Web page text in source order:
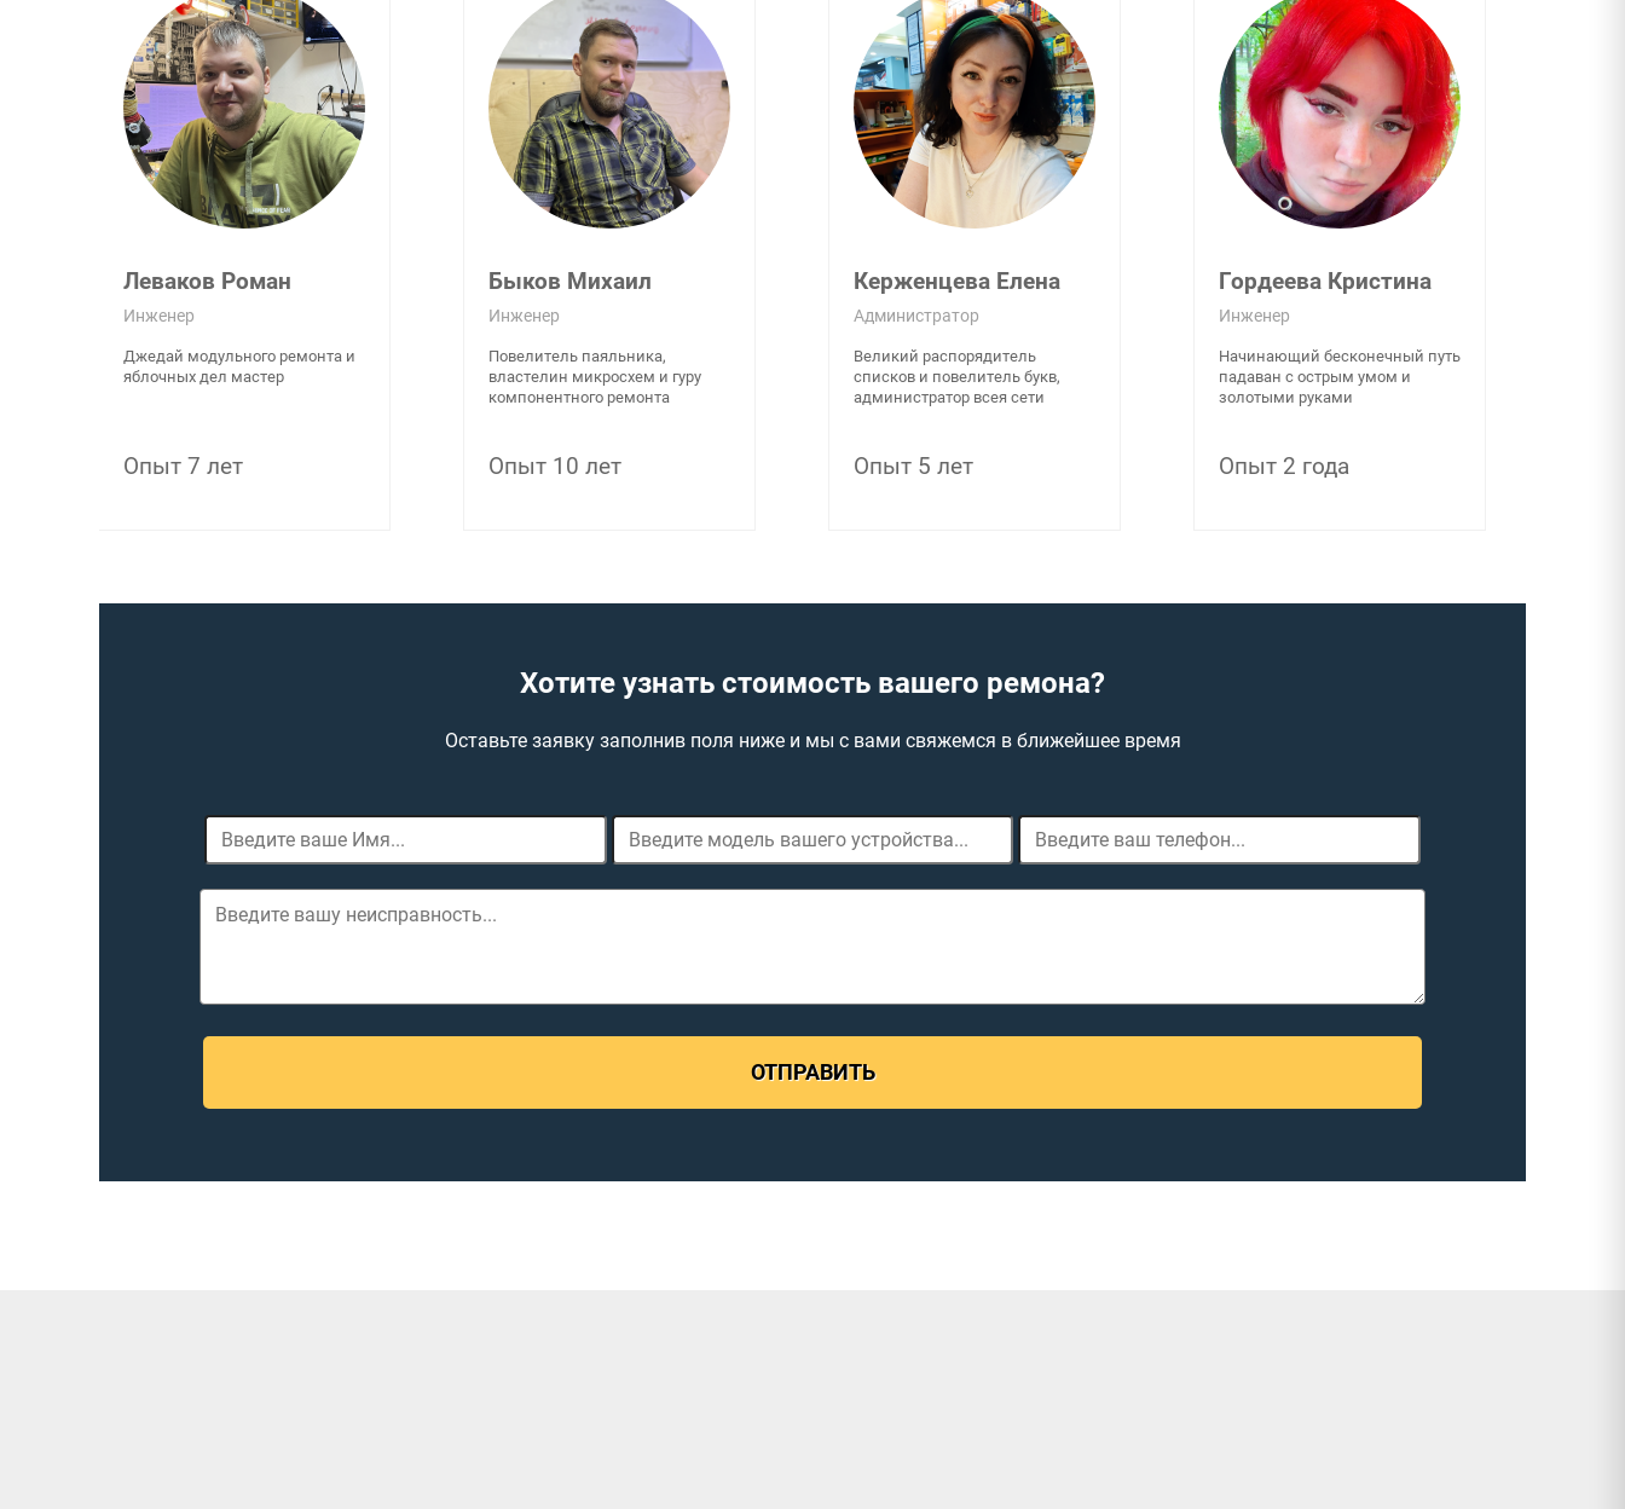
Леваков Роман
Инженер
Джедай модульного ремонта и
яблочных дел мастер
Опыт 7 лет
Быков Михаил
Инженер
Повелитель паяльника,
властелин микросхем и гуру
компонентного ремонта
Опыт 10 лет
Керженцева Елена
Администратор
Великий распорядитель
списков и повелитель букв,
администратор всея сети
Опыт 5 лет
Гордеева Кристина
Инженер
Начинающий бесконечный путь
падаван с острым умом и
золотыми руками
Опыт 2 года
Хотите узнать стоимость вашего ремона?
Оставьте заявку заполнив поля ниже и мы с вами свяжемся в ближейшее время
ОТПРАВИТЬ